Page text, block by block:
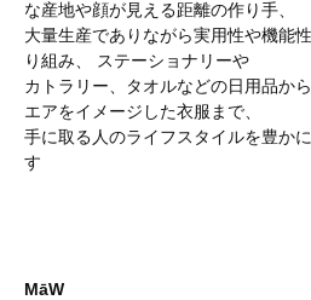
な産地や顔が見える距離の作り手、
大量生産でありながら実用性や機能
り組み、 ステーショナリーや
カトラリー、タオルなどの日用品か
エアをイメージした衣服まで、
手に取る人のライフスタイルを豊か
す
MāW